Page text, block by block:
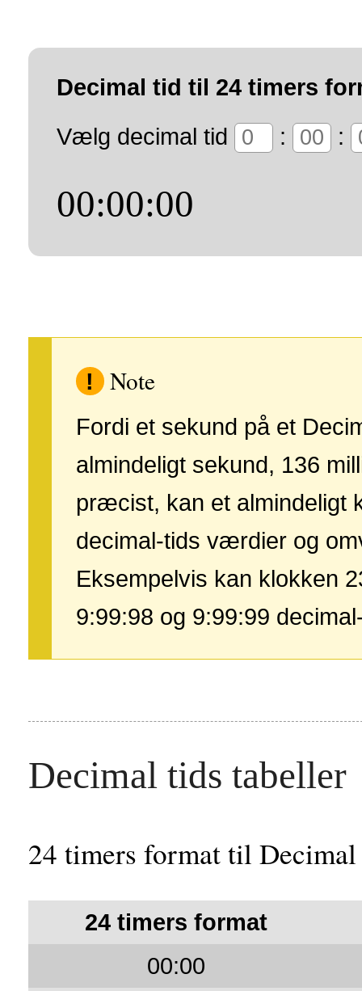
Decimal tid til 24 timers
Vælg decimal tid
: :
00:00:00
! Note
Fordi et sekund på et
almindeligt sekund, 136
præcist, kan et almindeligt
decimal-tids værdier og
Eksempelvis kan klokken
9:99:98 og 9:99:99
Decimal tids tabeller
24 timers format til
24 timers format
00:00